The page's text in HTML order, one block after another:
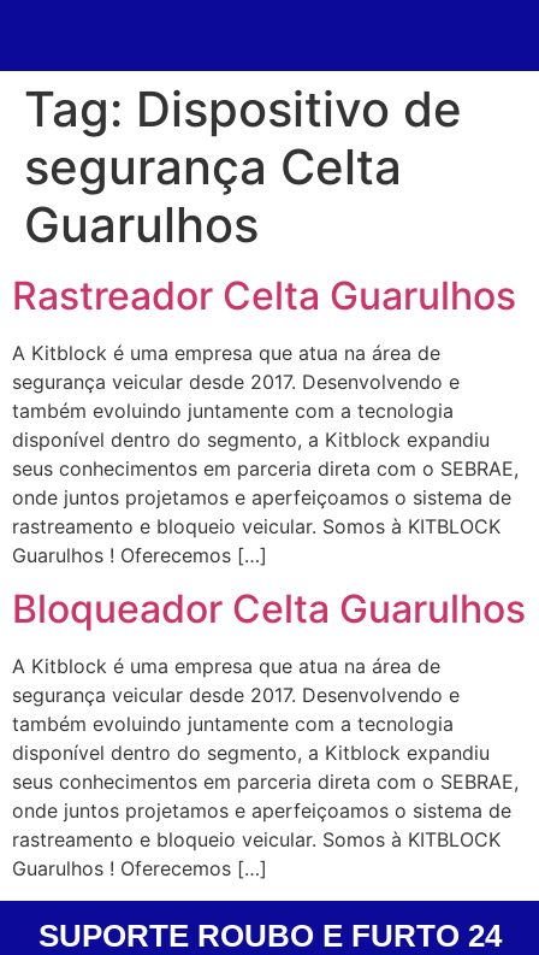
Tag: Dispositivo de
segurança Celta
Guarulhos
Rastreador Celta Guarulhos
A Kitblock é uma empresa que atua na área de
segurança veicular desde 2017. Desenvolvendo e
também evoluindo juntamente com a tecnologia
disponível dentro do segmento, a Kitblock expandiu
seus conhecimentos em parceria direta com o SEBRAE,
onde juntos projetamos e aperfeiçoamos o sistema de
rastreamento e bloqueio veicular. Somos à KITBLOCK
Guarulhos ! Oferecemos […]
Bloqueador Celta Guarulhos
A Kitblock é uma empresa que atua na área de
segurança veicular desde 2017. Desenvolvendo e
também evoluindo juntamente com a tecnologia
disponível dentro do segmento, a Kitblock expandiu
seus conhecimentos em parceria direta com o SEBRAE,
onde juntos projetamos e aperfeiçoamos o sistema de
rastreamento e bloqueio veicular. Somos à KITBLOCK
Guarulhos ! Oferecemos […]
SUPORTE ROUBO E FURTO 24